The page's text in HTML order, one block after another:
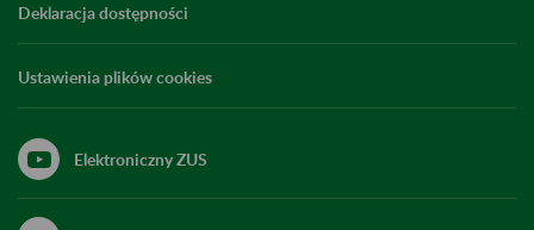
Deklaracja dostępności
Ustawienia plików cookies
Elektroniczny ZUS